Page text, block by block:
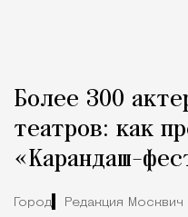
Более 300
театров: как
«Карандаш-
Город Редакция Москвич